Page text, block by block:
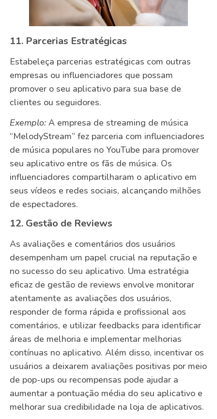
11. Parcerias Estratégicas
Estabeleça parcerias estratégicas com outras
empresas ou influenciadores que possam
promover o seu aplicativo para sua base de
clientes ou seguidores.
Exemplo: A empresa de streaming de música
“MelodyStream” fez parceria com influenciadores
de música populares no YouTube para promover
seu aplicativo entre os fãs de música. Os
influenciadores compartilharam o aplicativo em
seus vídeos e redes sociais, alcançando milhões
de espectadores.
12. Gestão de Reviews
As avaliações e comentários dos usuários
desempenham um papel crucial na reputação e
no sucesso do seu aplicativo. Uma estratégia
eficaz de gestão de reviews envolve monitorar
atentamente as avaliações dos usuários,
responder de forma rápida e profissional aos
comentários, e utilizar feedbacks para identificar
áreas de melhoria e implementar melhorias
contínuas no aplicativo. Além disso, incentivar os
usuários a deixarem avaliações positivas por meio
de pop-ups ou recompensas pode ajudar a
aumentar a pontuação média do seu aplicativo e
melhorar sua credibilidade na loja de aplicativos.